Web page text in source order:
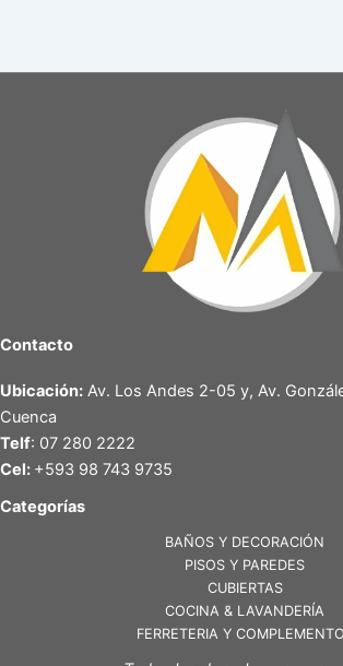
Contacto
Ubicación: Av. Los Andes 2-05 y, Av.
Cuenca
Telf: 07 280 2222
Cel: +593 98 743 9735
Categorías
BAÑOS Y DECORACIÓN
PISOS Y PAREDES
CUBIERTAS
COCINA & LAVANDERÍA
FERRETERIA Y